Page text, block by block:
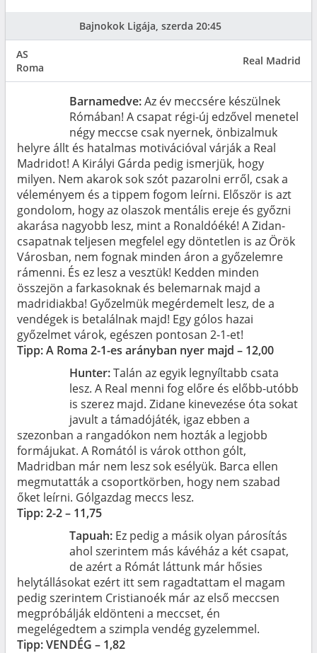
Bajnokok Ligája, szerda 20:45
AS
Roma
Real Madrid
Barnamedve:Az év meccsére készülnek
Rómában! A csapat régi-új edzővel menetel
négy meccse csak nyernek, önbizalmuk
helyre állt és hatalmas motivációval várják a Real
Madridot! A Királyi Gárda pedig ismerjük, hogy
milyen. Nem akarok sok szót pazarolni erről, csak a
véleményem és a tippem fogom leírni. Először is azt
gondolom, hogy az olaszok mentális ereje és győzni
akarása nagyobb lesz, mint a Ronaldóéké! A Zidan-
csapatnak teljesen megfelel egy döntetlen is az Örök
Városban, nem fognak minden áron a győzelemre
rámenni. És ez lesz a vesztük! Kedden minden
összejön a farkasoknak és belemarnak majd a
madridiakba! Győzelmük megérdemelt lesz, de a
vendégek is betalálnak majd! Egy gólos hazai
győzelmet várok, egészen pontosan 2-1-et!
Tipp: A Roma 2-1-es arányban nyer majd – 12,00
Hunter:Talán az egyik legnyíltabb csata
lesz. A Real menni fog előre és előbb-utóbb
is szerez majd. Zidane kinevezése óta sokat
javult a támadójáték, igaz ebben a
szezonban a rangadókon nem hozták a legjobb
formájukat. A Romától is várok otthon gólt,
Madridban már nem lesz sok esélyük. Barca ellen
megmutatták a csoportkörben, hogy nem szabad
őket leírni. Gólgazdag meccs lesz.
Tipp: 2-2 – 11,75
Tapuah: Ez pedig a másik olyan párosítás
ahol szerintem más kávéház a két csapat,
de azért a Rómát láttunk már hősies
helytállásokat ezért itt sem ragadtattam el magam
pedig szerintem Cristianoék már az első meccsen
megpróbálják eldönteni a meccset, én
megelégedtem a szimpla vendég gyzelemmel.
Tipp: VENDÉG – 1,82